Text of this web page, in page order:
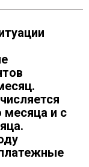
месяца и с